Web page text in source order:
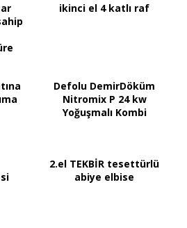
ikinci el 4 katlı raf
Defolu DemirDöküm
Nitromix P 24 kw
Yoğuşmalı Kombi
2.el TEKBİR tesettürlü
abiye elbise